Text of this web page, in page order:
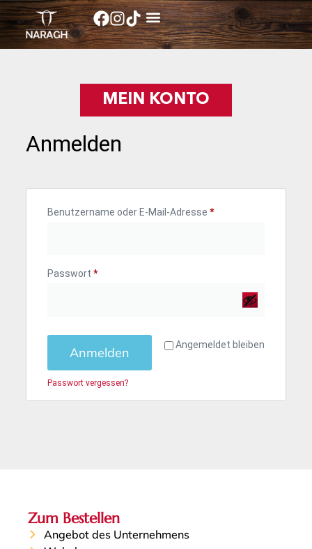
MEIN KONTO
Anmelden
Benutzername oder E-Mail-Adresse *
Passwort *
Angemeldet bleiben
Anmelden
Passwort vergessen?
Zum Bestellen
Angebot des Unternehmens